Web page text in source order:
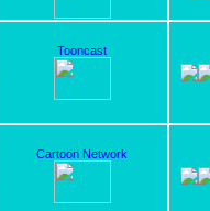
Tooncast
Cartoon Network